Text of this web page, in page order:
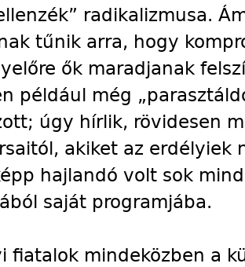
radikalizmusa.
tűnik arra, hogy
ők maradjanak
például még
úgy hírlik, rövidesen
akiket az erdélyiek
hajlandó volt sok
saját programjába.
fiatalok mindeközben a